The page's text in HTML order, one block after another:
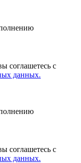
соглашетесь с
данных.
соглашетесь с
данных.